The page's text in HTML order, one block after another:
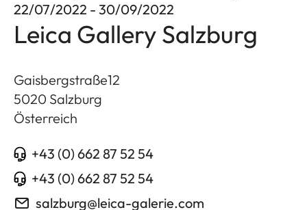
22/07/2022 - 30/09/2022
Leica Gallery Salzburg
Gaisbergstraße12
5020 Salzburg
Österreich
+43 (0) 662 87 52 54
+43 (0) 662 87 52 54
salzburg@leica-galerie.com